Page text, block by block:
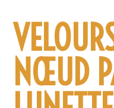
NŒUD